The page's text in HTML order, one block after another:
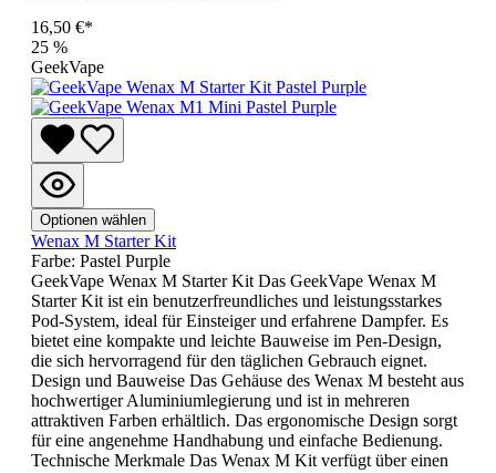
16,50 €*
25 %
GeekVape
Optionen wählen
Wenax M Starter Kit
Farbe: Pastel Purple
GeekVape Wenax M Starter Kit Das GeekVape Wenax M
Starter Kit ist ein benutzerfreundliches und leistungsstarkes
Pod-System, ideal für Einsteiger und erfahrene Dampfer. Es
bietet eine kompakte und leichte Bauweise im Pen-Design,
die sich hervorragend für den täglichen Gebrauch eignet.
Design und Bauweise Das Gehäuse des Wenax M besteht aus
hochwertiger Aluminiumlegierung und ist in mehreren
attraktiven Farben erhältlich. Das ergonomische Design sorgt
für eine angenehme Handhabung und einfache Bedienung.
Technische Merkmale Das Wenax M Kit verfügt über einen